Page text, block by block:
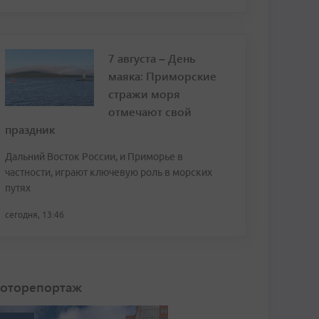
7 августа – День
маяка: Приморские
стражи моря
отмечают свой
праздник
Дальний Восток России, и Приморье в
частности, играют ключевую роль в морских
путях
сегодня, 13:46